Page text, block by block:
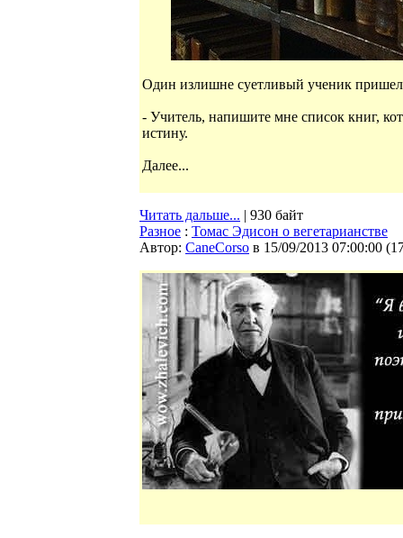
Один излишне суетливый ученик пришел
- Учитель, напишите мне список книг,
истину.
Далее...
Читать дальше... | 930 байт
Разное : Томас Эдисон о вегетарианстве
Автор: CaneCorso в 15/09/2013 07:00:00 (